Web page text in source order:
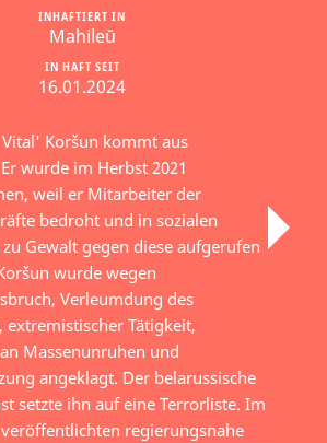
IN HAFT SEIT
16.01.2024
INHAFTIERT IN
Mahileŭ
Vital' Koršun kommt aus
wurde im Herbst 2021
weil er Mitarbeiter der
bedroht und in sozialen
Gewalt gegen diese aufgerufen
wurde wegen
Verleumdung des
extremistischer Tätigkeit,
Massenunruhen und
angeklagt. Der belarussische
setzte ihn auf eine Terrorliste. Im
veröffentlichten regierungsnahe